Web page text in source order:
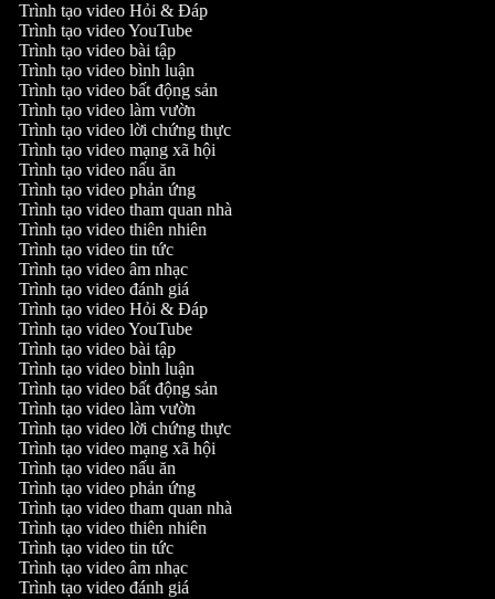
Trình tạo video Hỏi & Đáp
Trình tạo video YouTube
Trình tạo video bài tập
Trình tạo video bình luận
Trình tạo video bất động sản
Trình tạo video làm vườn
Trình tạo video lời chứng thực
Trình tạo video mạng xã hội
Trình tạo video nấu ăn
Trình tạo video phản ứng
Trình tạo video tham quan nhà
Trình tạo video thiên nhiên
Trình tạo video tin tức
Trình tạo video âm nhạc
Trình tạo video đánh giá
Trình tạo video Hỏi & Đáp
Trình tạo video YouTube
Trình tạo video bài tập
Trình tạo video bình luận
Trình tạo video bất động sản
Trình tạo video làm vườn
Trình tạo video lời chứng thực
Trình tạo video mạng xã hội
Trình tạo video nấu ăn
Trình tạo video phản ứng
Trình tạo video tham quan nhà
Trình tạo video thiên nhiên
Trình tạo video tin tức
Trình tạo video âm nhạc
Trình tạo video đánh giá